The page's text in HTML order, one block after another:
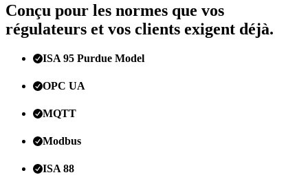
Conçu pour les normes que vos
régulateurs et vos clients exigent déjà.
ISA 95 Purdue Model
OPC UA
MQTT
Modbus
ISA 88